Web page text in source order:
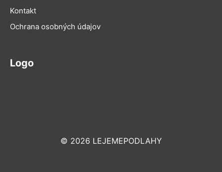
Kontakt
Ochrana osobných údajov
Logo
© 2026 LEJEMEPODLAHY